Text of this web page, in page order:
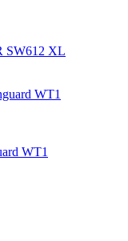
SW612 XL
WT1